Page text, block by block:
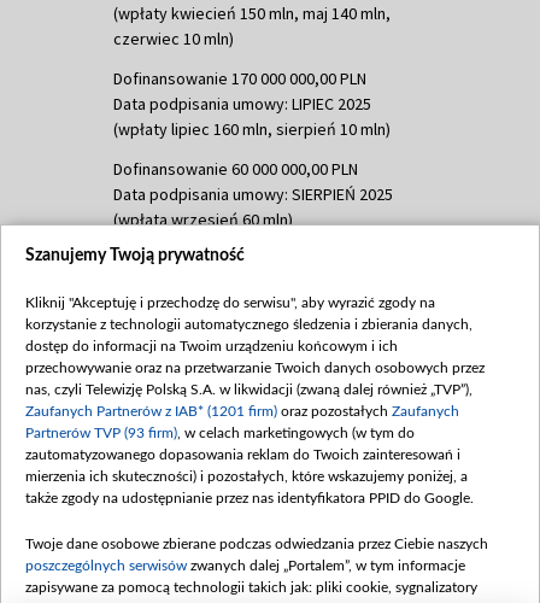
(wpłaty kwiecień 150 mln, maj 140 mln,
czerwiec 10 mln)
Dofinansowanie 170 000 000,00 PLN
Data podpisania umowy: LIPIEC 2025
(wpłaty lipiec 160 mln, sierpień 10 mln)
Dofinansowanie 60 000 000,00 PLN
Data podpisania umowy: SIERPIEŃ 2025
(wpłata wrzesień 60 mln)
Dofinansowanie 635 783 051,21 PLN
(wpłata wrzesień 100 mln, październik 350
mln, listopad 265 mln)
Dofinansowanie 48 862 000,00 PLN
Data podpisania umowy: GRUDZIEŃ 2025
(wpłata grudzień 60,548 mln)
Dofinansowanie 900 000 000,00 PLN
Data podpisania umowy: LUTY 2026 (wpłata
kwiecień 180 mln, 7 maja 180 mln, 8
czerwca 90 mln)
Szanujemy Twoją prywatność
Kliknij "Akceptuję i przechodzę do serwisu", aby wyrazić zgody na
korzystanie z technologii automatycznego śledzenia i zbierania danych,
dostęp do informacji na Twoim urządzeniu końcowym i ich
przechowywanie oraz na przetwarzanie Twoich danych osobowych przez
nas, czyli Telewizję Polską S.A. w likwidacji (zwaną dalej również „TVP”),
Zaufanych Partnerów z IAB* (1201 firm) oraz pozostałych Zaufanych
Partnerów TVP (93 firm) , w celach marketingowych (w tym do
zautomatyzowanego dopasowania reklam do Twoich zainteresowań i
mierzenia ich skuteczności) i pozostałych, które wskazujemy poniżej, a
także zgody na udostępnianie przez nas identyfikatora PPID do Google.
Twoje dane osobowe zbierane podczas odwiedzania przez Ciebie naszych
poszczególnych serwisów zwanych dalej „Portalem”, w tym informacje
zapisywane za pomocą technologii takich jak: pliki cookie, sygnalizatory